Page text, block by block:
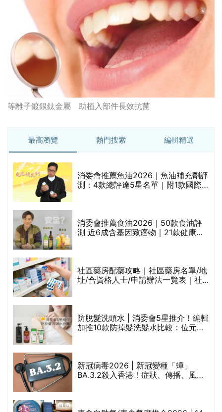
等離子鍍銀鈦金屬 助植入部件長效抗菌
最高瀏覽 熱門搜索 編輯精選
消委會推薦魚油2026｜魚油補充劑評
測：4款總評達5星名單｜附1款國際
消委會推薦食油2026｜50款食油評
測 近6成含基因致癌物｜21款健康煮
社區藥房配藥攻略｜社區藥房名單/地
址/合資格人士/申請辦法一覽表｜社
防脫髮洗頭水 | 消委會5星推介！編輯
加推10款防掉髮洗髮水比較：位元
新冠病毒2026 | 新冠變種「蟬」
BA.3.2殺入香港！症狀、傳播、風險